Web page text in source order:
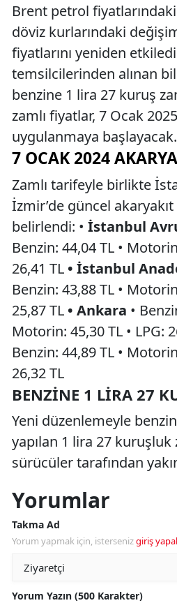
Brent petrol
döviz kurlarındaki
fiyatlarını yeniden
temsilcilerinden alınan
benzine 1 lira 27 kuruş
zamlı fiyatlar, 7 Ocak
uygulanmaya başlayacak.
7 OCAK 2024
Zamlı tarifeyle birlikte
İzmir’de güncel
belirlendi: • İstanbul
Benzin: 44,04 TL •
26,41 TL • İstanbul
Benzin: 43,88 TL •
25,87 TL • Ankara •
Motorin: 45,30 TL • LPG:
Benzin: 44,89 TL •
26,32 TL
BENZINE 1 LIRA 27
Yeni düzenlemeyle
yapılan 1 lira 27
sürücüler tarafından
Yorumlar
Takma Ad
Yorum yapmak için, istersenizgiriş
Yorum Yazın (500 Karakter)